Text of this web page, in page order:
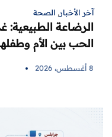
آخر الأخبار, الصحة
الرضاعة الطبيعية:
الحب بين الأم
8 أغسطس، 2026